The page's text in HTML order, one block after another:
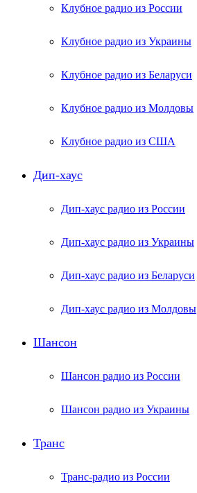
Клубное радио из России
Клубное радио из Украины
Клубное радио из Беларуси
Клубное радио из Молдовы
Клубное радио из США
Дип-хаус
Дип-хаус радио из России
Дип-хаус радио из Украины
Дип-хаус радио из Беларуси
Дип-хаус радио из Молдовы
Шансон
Шансон радио из России
Шансон радио из Украины
Транс
Транс-радио из России